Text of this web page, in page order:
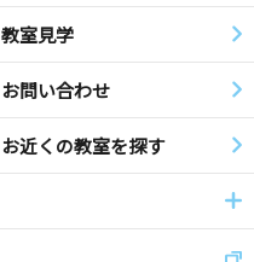
教室見学
お問い合わせ
お近くの教室を探す